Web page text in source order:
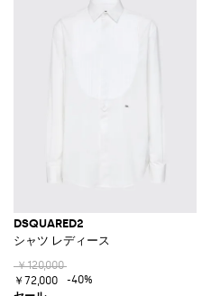
DSQUARED2
シャツ レディース
￥120,000
￥72,000
-40%